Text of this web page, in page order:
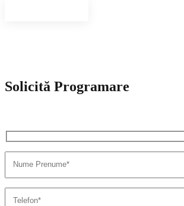
Solicită Programare